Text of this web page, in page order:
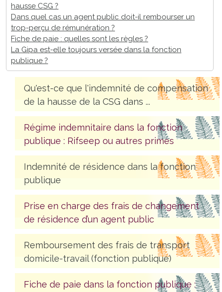
hausse CSG ?
Dans quel cas un agent public doit-il rembourser un
trop-perçu de rémunération ?
Fiche de paie : quelles sont les règles ?
La Gipa est-elle toujours versée dans la fonction
publique ?
Qu'est-ce que l'indemnité de compensation
de la hausse de la CSG dans ...
Régime indemnitaire dans la fonction
publique : Rifseep ou autres primes
Indemnité de résidence dans la fonction
publique
Prise en charge des frais de changement
de résidence d’un agent public
Remboursement des frais de transport
domicile-travail (fonction publique)
Fiche de paie dans la fonction publique :